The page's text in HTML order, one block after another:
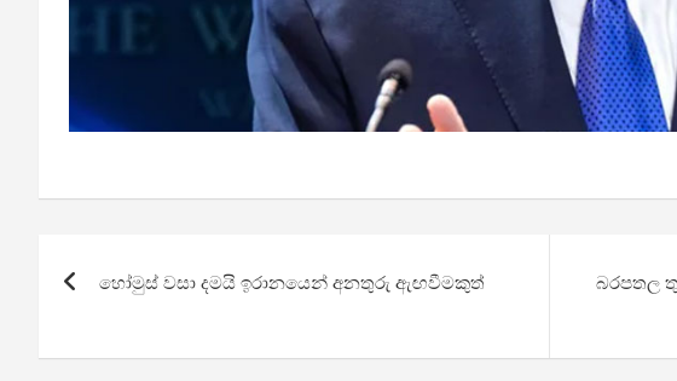
navigation
හෝමුස් වසා දමයි ඉරානයෙන් අනතුරු ඇඟවීමකුත්
බරපතල